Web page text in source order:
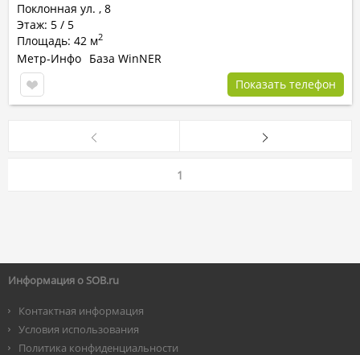
Поклонная ул. , 8
Этаж: 5 / 5
Площадь: 42 м2
Метр-Инфо База WinNER
Показать телефон
1
Информация о SOB.ru
Контактная информация
Условия использования
Политика конфиденциальности